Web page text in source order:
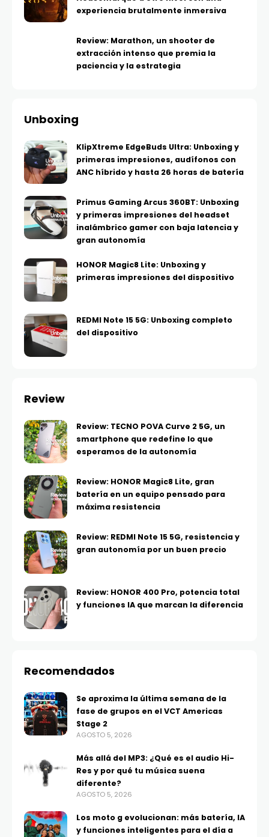
experiencia brutalmente inmersiva
Review: Marathon, un shooter de
extracción intenso que premia la
paciencia y la estrategia
Unboxing
KlipXtreme EdgeBuds Ultra: Unboxing y
primeras impresiones, audífonos con
ANC híbrido y hasta 26 horas de batería
Primus Gaming Arcus 360BT: Unboxing
y primeras impresiones del headset
inalámbrico gamer con baja latencia y
gran autonomía
HONOR Magic8 Lite: Unboxing y
primeras impresiones del dispositivo
REDMI Note 15 5G: Unboxing completo
del dispositivo
Review
Review: TECNO POVA Curve 2 5G, un
smartphone que redefine lo que
esperamos de la autonomía
Review: HONOR Magic8 Lite, gran
batería en un equipo pensado para
máxima resistencia
Review: REDMI Note 15 5G, resistencia y
gran autonomía por un buen precio
Review: HONOR 400 Pro, potencia total
y funciones IA que marcan la diferencia
Recomendados
Se aproxima la última semana de la
fase de grupos en el VCT Americas
Stage 2
AGOSTO 5, 2026
Más allá del MP3: ¿Qué es el audio Hi-
Res y por qué tu música suena
diferente?
AGOSTO 5, 2026
Los moto g evolucionan: más batería, IA
y funciones inteligentes para el día a